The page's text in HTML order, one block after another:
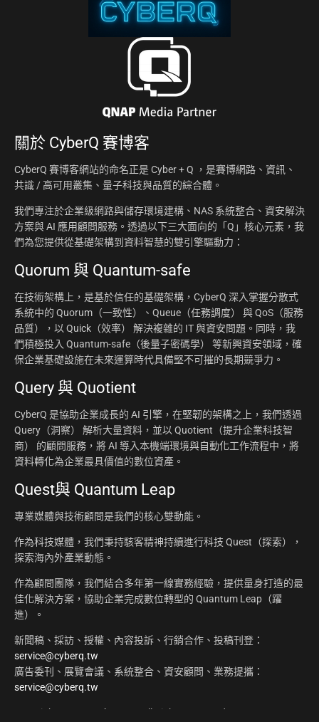
關於 CyberQ 賽博客
CyberQ 賽博客網站的命名正是 Cyber + Q ，是賽博網路、資訊、
共識 / 高可用叢集、量子科技與品質的綜合體。
我們專注於企業級網路與儲存環境建構、NAS 系統整合、資安解決
方案與 AI 應用顧問服務。透過以下三大面向的「Q」核心元素，我
們為您提供從基礎架構到資料智慧的雙引擎驅動力：
Quorum 與 Quantum-safe
在技術架構上，是基於信任的基礎架構，CyberQ 深入掌握分散式
系統中的 Quorum（一致性）、Queue（任務調度） 與 QoS（服務
品質），以 Quick（效率） 解決複雜的 IT 與資安問題。同時，我
們積極投入 Quantum-safe（後量子密碼學） 等新興資安領域，確
保企業基礎設施在未來運算時代具備堅不可摧的長期競爭力。
Query 與 Quotient
CyberQ 是協助企業成長的 AI 引擎，在堅韌的架構之上，我們透過
Query（洞察） 解析大量資料，並以 Quotient（提升企業科技智
商） 的顧問服務，將 AI 導入本機端環境與自動化工作流程中，將
資料轉化為企業最具價值的數位資產。
Quest與 Quantum Leap
專業媒體與技術顧問是我們的核心雙動能。
作為科技媒體，我們秉持駭客精神持續進行科技 Quest（探索），
探索海內外產業動態。
作為顧問團隊，我們結合多年第一線實務經驗，提供量身打造的最
佳化解決方案，協助企業完成數位轉型的 Quantum Leap（躍
進）。
新聞稿、採訪、授權、內容投訴、行銷合作、投稿刊登：
service@cyberq.tw
廣告委刊、展覽會議、系統整合、資安顧問、業務提攜：
service@cyberq.tw
Copyright ©2026 CyberQ.tw All Rights Reserved.